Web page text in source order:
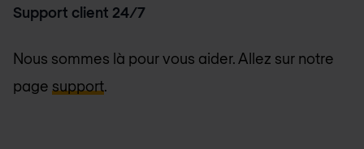
Support client 24/7
Nous sommes là pour vous aider. Allez sur notre
page support.